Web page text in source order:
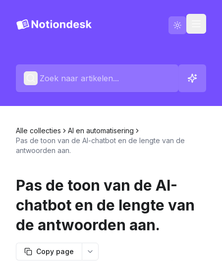
Contact
Alle collecties
AI en automatisering
Pas de toon van de AI-chatbot en de lengte van de
antwoorden aan.
Pas de toon van de AI-
chatbot en de lengte van
de antwoorden aan.
Copy page
More options